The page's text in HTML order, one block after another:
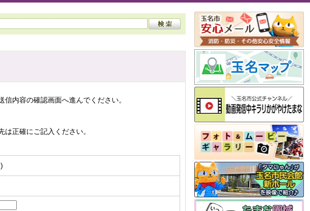
内容の確認画面へ進んでください。
正確にご記入ください。